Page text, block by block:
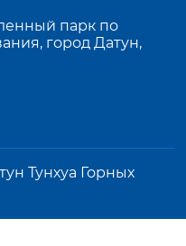
парк по
город Датун,
Тунхуа Горных